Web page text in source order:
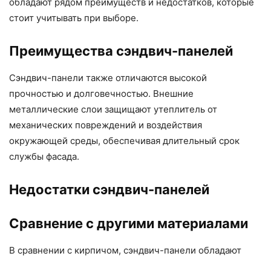
стоит учитывать при выборе.
Преимущества сэндвич-панелей
Сэндвич-панели также отличаются высокой
прочностью и долговечностью. Внешние
металлические слои защищают утеплитель от
механических повреждений и воздействия
окружающей среды, обеспечивая длительный срок
службы фасада.
Недостатки сэндвич-панелей
Сравнение с другими материалами
В сравнении с кирпичом, сэндвич-панели обладают